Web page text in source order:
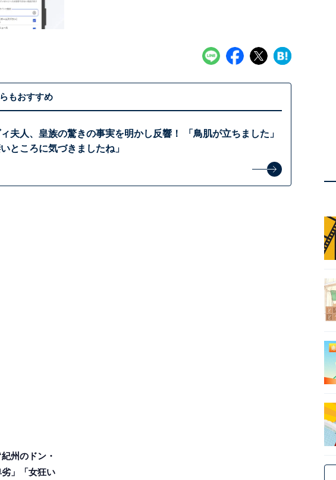
もおすすめ
夫人、皇族の驚きの事実を明かし反響！ 「鳥肌が立ちました」
いところに気づきましたね」
州のドン・
」「女狂い